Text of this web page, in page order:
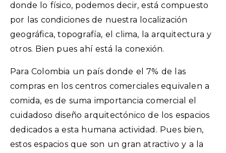
donde lo físico, podemos decir, está compuesto
por las condiciones de nuestra localización
geográfica, topografía, el clima, la arquitectura y
otros. Bien pues ahí está la conexión.
Para Colombia un país donde el 7% de las
compras en los centros comerciales equivalen a
comida, es de suma importancia comercial el
cuidadoso diseño arquitectónico de los espacios
dedicados a esta humana actividad. Pues bien,
estos espacios que son un gran atractivo y a la